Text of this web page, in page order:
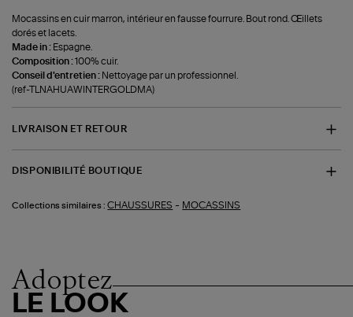
Mocassins en cuir marron, intérieur en fausse fourrure. Bout rond. Œillets
dorés et lacets.
Made in : Espagne.
Composition :100% cuir.
Conseil d'entretien : Nettoyage par un professionnel.
(ref-TLNAHUAWINTERGOLDMA)
LIVRAISON ET RETOUR
DISPONIBILITÉ BOUTIQUE
Collections similaires : CHAUSSURES - MOCASSINS
Adoptez
LE LOOK